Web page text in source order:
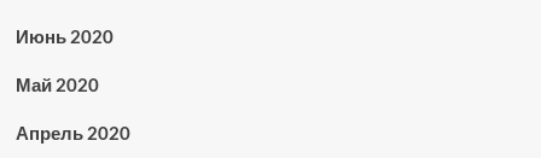
Июнь 2020
Май 2020
Апрель 2020